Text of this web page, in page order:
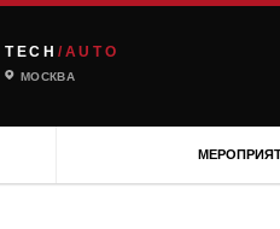
TECH /AUTO
МОСКВА